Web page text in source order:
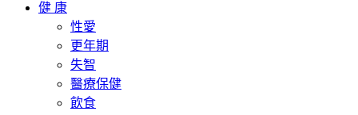
健 康
性愛
更年期
失智
醫療保健
飲食